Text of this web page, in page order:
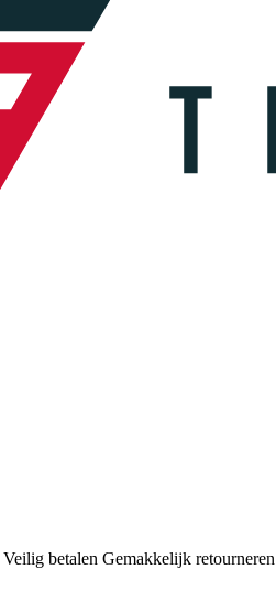
Veilig betalen Gemakkelijk retourneren